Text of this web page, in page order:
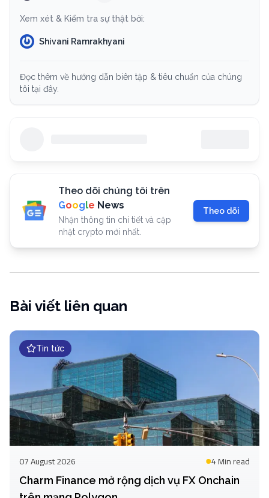
Xem xét & Kiểm tra sự thật bởi:
Shivani Ramrakhyani
Đọc thêm về hướng dẫn biên tập & tiêu chuẩn của chúng
tôi tại đây.
Theo dõi chúng tôi trên
Google News
Nhận thông tin chi tiết và cập
nhật crypto mới nhất.
Theo dõi
Bài viết liên quan
Tin tức
07 August 2026 4 Minread
Charm Finance mở rộng dịch vụ FX Onchain